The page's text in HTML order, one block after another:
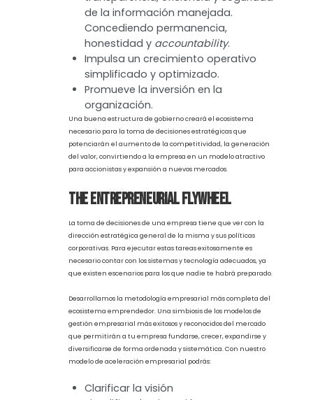
desempeño y cumplimiento. Establece las responsabilidades
del consejo de administración, órganos de gobierno, accionistas,
familiares y terceros involucrados.
Sus principales beneficios son:
Genera un potencial de crecimiento.
Previene conflictos de interés.
Promueve la equidad entre los
accionistas y la protección de sus
derechos.
transparencia, eficiencia y seguridad
Concediendo permanencia,
honestidad yaccountability
Impulsa un crecimiento operativo
simplificado y optimizado.
Promueve la inversión en la
organización.
necesario para la toma de decisiones estratégicas que
potenciarán el aumento de la competitividad, la generación
para accionistas y expansión a nuevos mercados.